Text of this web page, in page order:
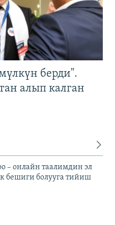
берди".
алып калган
– онлайн таалимдин эл
бешиги болууга тийиш